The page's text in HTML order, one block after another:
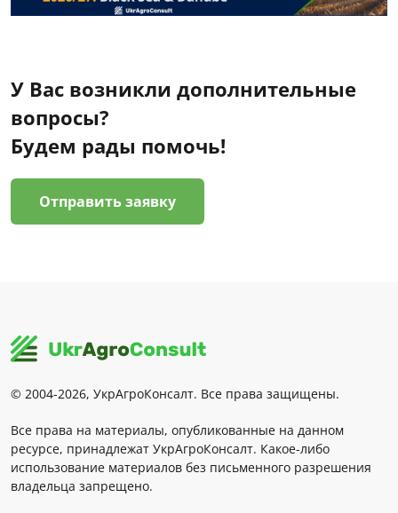
У Вас возникли дополнительные
вопросы?
Будем рады помочь!
Отправить заявку
© 2004-2026, УкрАгроКонсалт. Все права защищены.
Все права на материалы, опубликованные на данном
ресурсе, принадлежат УкрАгроКонсалт. Какое-либо
использование материалов без письменного разрешения
владельца запрещено.